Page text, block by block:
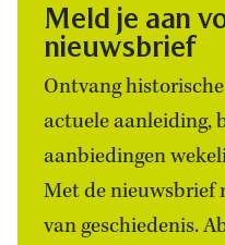
Meld je aan
nieuwsbrief
Ontvang
actuele aanleiding,
aanbiedingen
Met de nieuwsbrief
van geschiedenis.